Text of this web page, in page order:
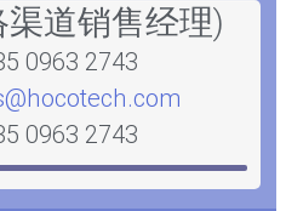
道销售经理)
0963 2743
0963 2743